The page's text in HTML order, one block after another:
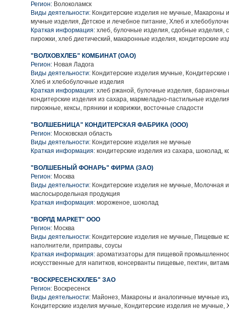
Регион: Волоколамск
Виды деятельности: Кондитерские изделия не мучные, Макароны
мучные изделия, Детское и лечебное питание, Хлеб и
Краткая информация: хлеб, булочные изделия, сдобные изделия,
пирожки, хлеб диетический, макаронные изделия, кондитерские
"ВОЛХОВХЛЕБ" КОМБИНАТ (ОАО)
Регион: Новая Ладога
Виды деятельности: Кондитерские изделия мучные,
Хлеб и хлебобулочные изделия
Краткая информация: хлеб ржаной, булочные изделия,
кондитерские изделия из сахара, мармеладно-пастильные
пирожные, кексы, пряники и коврижки, восточные сладости
"ВОЛШЕБНИЦА" КОНДИТЕРСКАЯ ФАБРИКА (ООО)
Регион: Московская область
Виды деятельности: Кондитерские изделия не мучные
Краткая информация: кондитерские изделия из сахара, шоколад,
"ВОЛШЕБНЫЙ ФОНАРЬ" ФИРМА (ЗАО)
Регион: Москва
Виды деятельности: Кондитерские изделия не мучные, Молочная и
маслосыродельная продукция
Краткая информация: мороженое, шоколад
"ВОРЛД МАРКЕТ" ООО
Регион: Москва
Виды деятельности: Кондитерские изделия не мучные, Пищевые
наполнители, приправы, соусы
Краткая информация: ароматизаторы для пищевой
искусственные для напитков, консерванты пищевые, пектин,
"ВОСКРЕСЕНСКХЛЕБ" ЗАО
Регион: Воскресенск
Виды деятельности: Майонез, Макароны и аналогичные мучные
Кондитерские изделия мучные, Кондитерские изделия не мучные,